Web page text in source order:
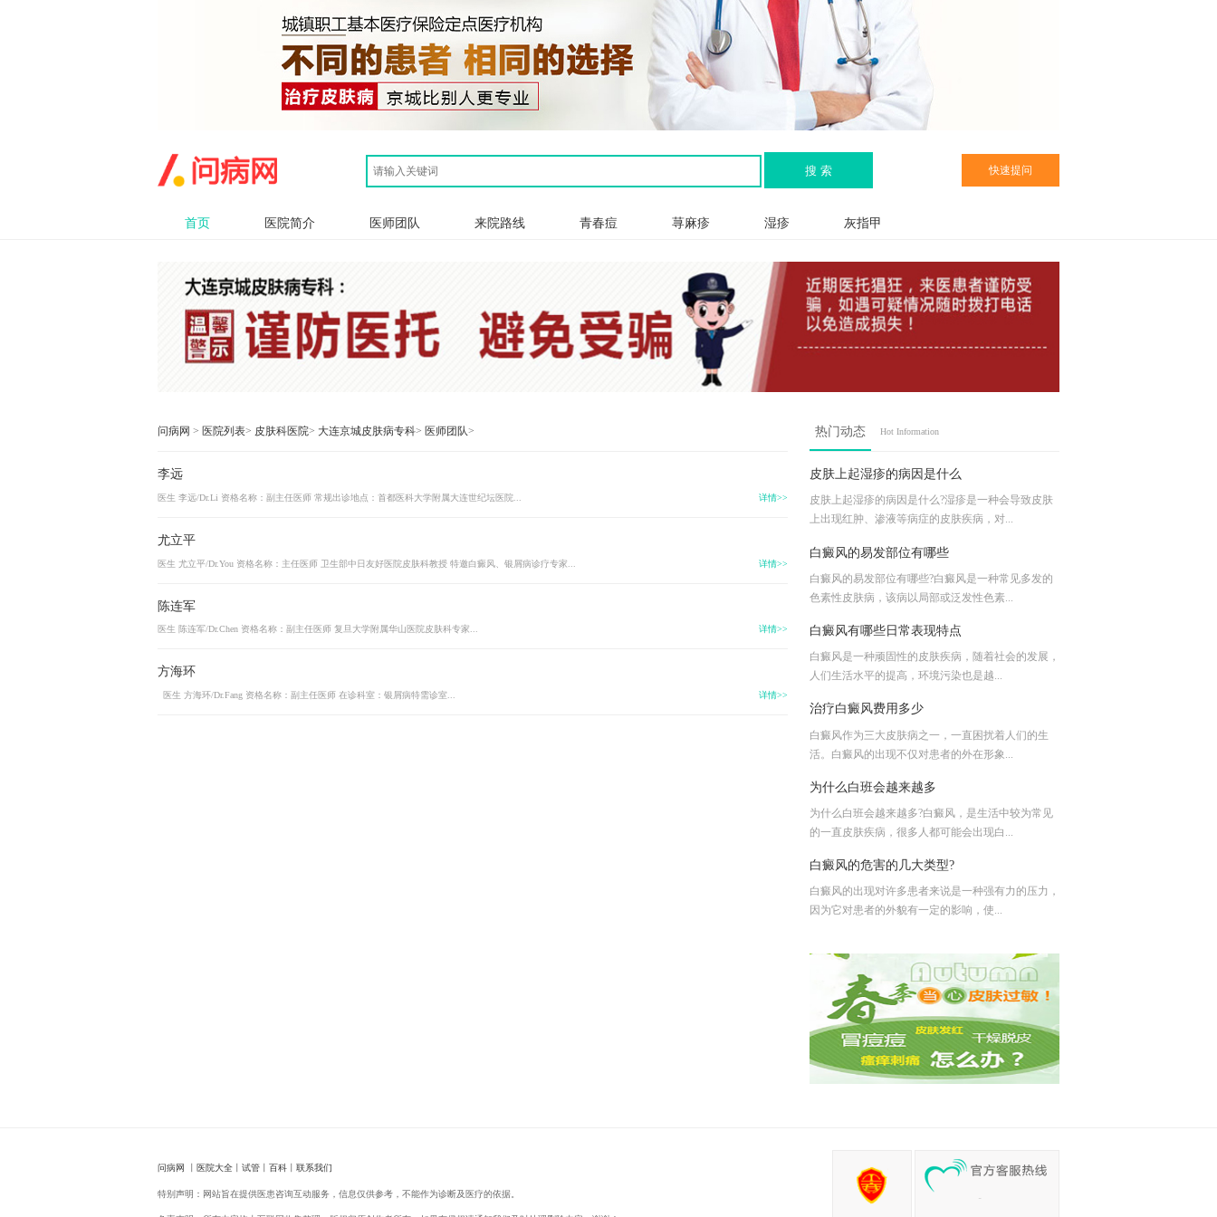
搜 索 快速提问
首页 医院简介 医师团队 来院路线 青春痘 荨麻疹 湿疹 灰指甲
问病网 > 医院列表> 皮肤科医院> 大连京城皮肤病专科> 医师团队>
李远
医生 李远/Dr.Li 资格名称：副主任医师 常规出诊地点：首都医科大学附属大连世纪坛医院... 详情>>
尤立平
医生 尤立平/Dr.You 资格名称：主任医师 卫生部中日友好医院皮肤科教授 特邀白癜风、银屑病诊疗专家... 详情>>
陈连军
医生 陈连军/Dr.Chen 资格名称：副主任医师 复旦大学附属华山医院皮肤科专家... 详情>>
方海环
医生 方海环/Dr.Fang 资格名称：副主任医师 在诊科室：银屑病特需诊室... 详情>>
热门动态 Hot Information
皮肤上起湿疹的病因是什么
皮肤上起湿疹的病因是什么?湿疹是一种会导致皮肤
上出现红肿、渗液等病症的皮肤疾病，对...
白癜风的易发部位有哪些
白癜风的易发部位有哪些?白癜风是一种常见多发的
色素性皮肤病，该病以局部或泛发性色素...
白癜风有哪些日常表现特点
白癜风是一种顽固性的皮肤疾病，随着社会的发展，
人们生活水平的提高，环境污染也是越...
治疗白癜风费用多少
白癜风作为三大皮肤病之一，一直困扰着人们的生
活。白癜风的出现不仅对患者的外在形象...
为什么白班会越来越多
为什么白班会越来越多?白癜风，是生活中较为常见
的一直皮肤疾病，很多人都可能会出现白...
​白癜风的危害的几大类型?
白癜风的出现对许多患者来说是一种强有力的压力，
因为它对患者的外貌有一定的影响，使...
问病网 医院大全 试管 百科 联系我们
特别声明：网站旨在提供医患咨询互动服务，信息仅供参考，不能作为诊断及医疗的依据。